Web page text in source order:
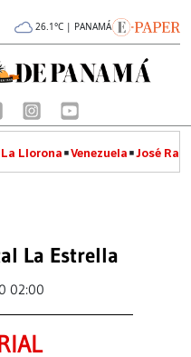
26.1°C | PANAMÁ
La Llorona Venezuela José
La Estrella
02:00